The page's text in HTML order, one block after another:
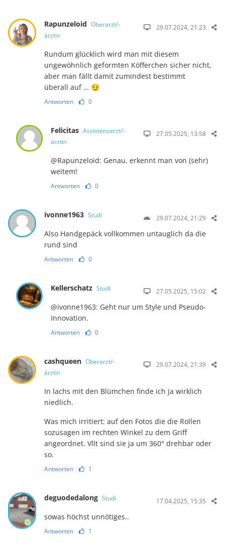
Rapunzeloid Oberarzt/-
ärztin
29.07.2024, 21:23
Rundum glücklich wird man mit diesem
ungewöhnlich geformten Köfferchen sicher nicht,
aber man fällt damit zumindest bestimmt
überall auf … 😏
Antworten 0
Felicitas Assistenzarzt/-
ärztin
27.05.2025, 13:58
@Rapunzeloid: Genau, erkennt man von (sehr)
weitem!
Antworten 0
ivonne1963 Studi 29.07.2024, 21:29
Also Handgepäck vollkommen untauglich da die
rund sind
Antworten 0
Kellerschatz Studi 27.05.2025, 15:02
@ivonne1963: Geht nur um Style und Pseudo-
Innovation.
Antworten 0
cashqueen Oberarzt/-
ärztin
29.07.2024, 21:39
In lachs mit den Blümchen finde ich ja wirklich
niedlich.
Was mich irritiert: auf den Fotos die die Rollen
sozusagen im rechten Winkel zu dem Griff
angeordnet. Vllt sind sie ja um 360° drehbar oder
so.
Antworten 1
deguodedalong Studi 17.04.2025, 15:35
sowas höchst unnötiges..
Antworten 1